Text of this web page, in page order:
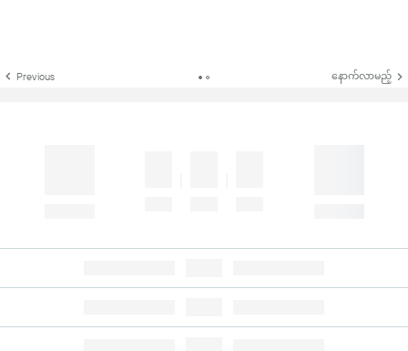
Previous နောက်လာမည့်